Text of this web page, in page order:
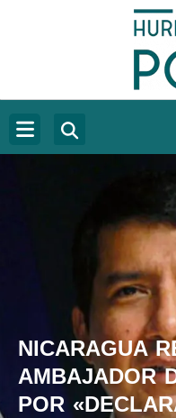
NICARAGUA
AMBAJADOR
POR